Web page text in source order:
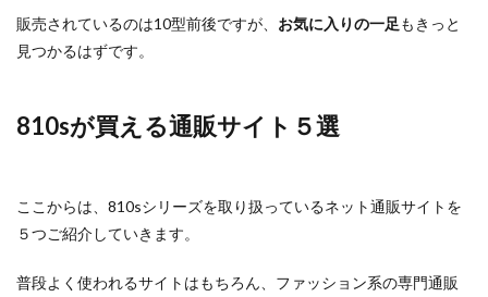
販売されているのは10型前後ですが、 お気に入りの一足もきっと
見つかるはずです。
810sが買える通販サイト５選
ここからは、810sシリーズを取り扱っているネット通販サイトを
５つご紹介していきます。
普段よく使われるサイトはもちろん、ファッション系の専門通販